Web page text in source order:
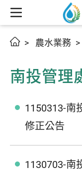
農水業務
南投管理
1150313-南
修正公告
1130703-南